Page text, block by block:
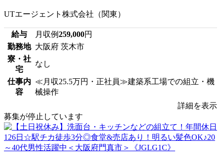
UTエージェント株式会社（関東）
給与 月収例259,000円
勤務地 大阪府 茨木市
寮・社
宅
なし
仕事内
容
≪月収25.5万円・正社員≫建築系工場での組立・機
械操作
詳細を表示
募集が停止しています